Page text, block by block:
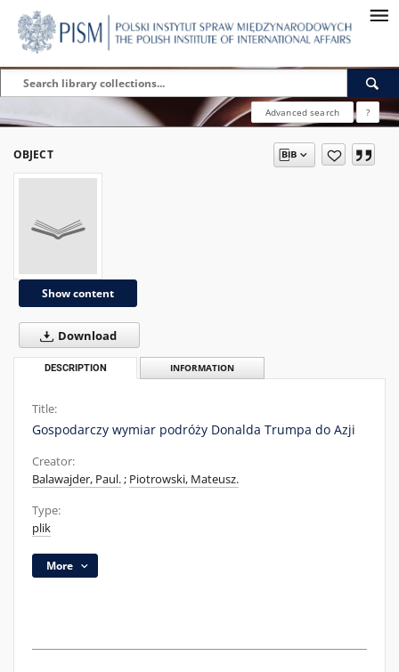
Advanced search ?
OBJECT
Show content
Download
DESCRIPTION INFORMATION
Title:
Gospodarczy wymiar podróży Donalda Trumpa do Azji
Creator:
Balawajder, Paul.; Piotrowski, Mateusz.
Type:
plik
More